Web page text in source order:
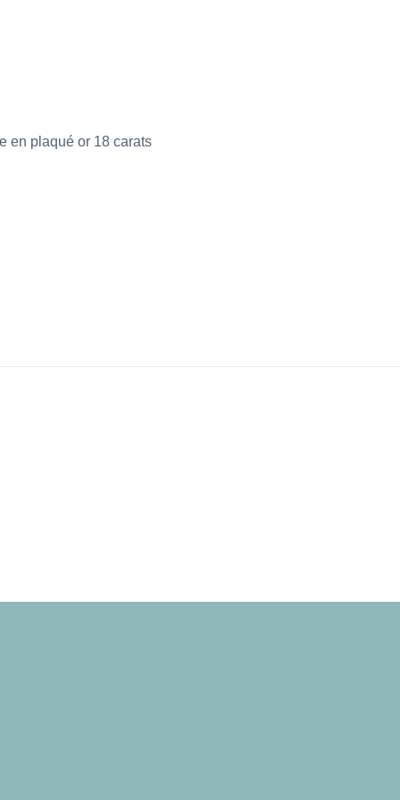
en plaqué or 18 carats